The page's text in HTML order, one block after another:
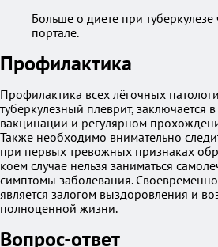
Больше о диете при
портале.
Профилактика
Профилактика всех лёгочных
туберкулёзный плеврит, заключается
вакцинации и регулярном
Также необходимо внимательно
при первых тревожных признаках
коем случае нельзя заниматься
симптомы заболевания.
является залогом выздоровления и
полноценной жизни.
Вопрос-ответ